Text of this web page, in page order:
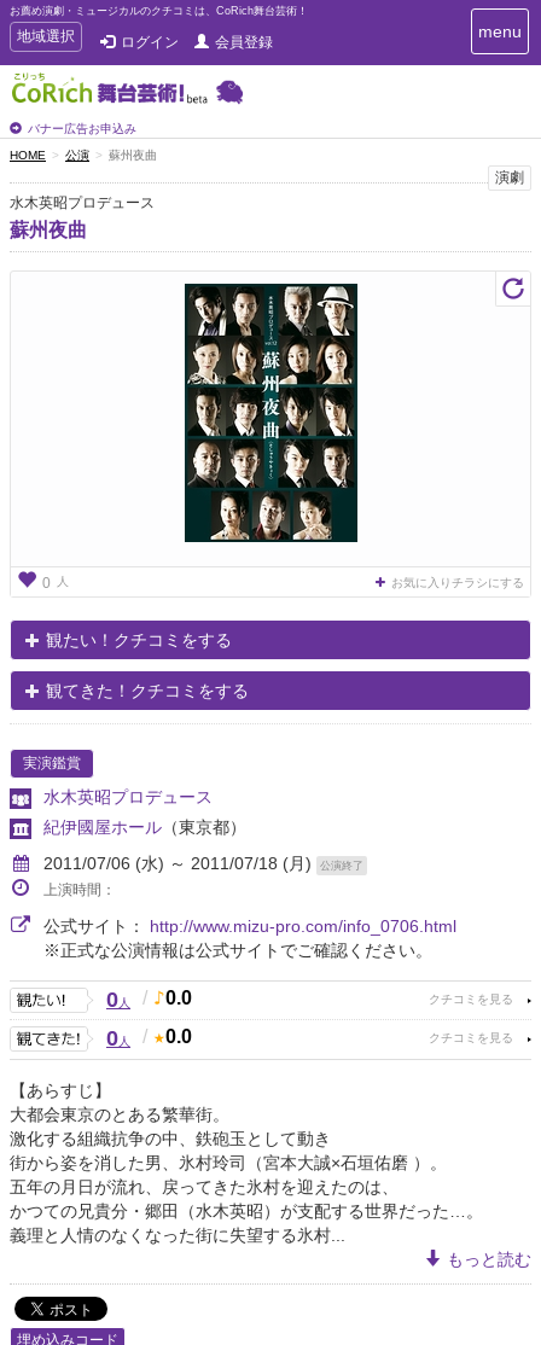
お薦め演劇・ミュージカルのクチコミは、CoRich舞台芸術！
T
o
g
g
e
n
a
v
i
g
地域選択 ログイン 会員登録
バナー広告お申込み
T
o
i
g
menu
HOME 公演 蘇州夜曲
演劇
水木英昭プロデュース
蘇州夜曲
0 人 お気に入りチラシにする
観たい！クチコミをする
観てきた！クチコミをする
実演鑑賞
水木英昭プロデュース
紀伊國屋ホール （東京都）
2011/07/06 (水) ～ 2011/07/18 (月)
公演終了
上演時間：
公式サイト： http://www.mizu-pro.com/info_0706.html
※正式な公演情報は公式サイトでご確認ください。
0人 / 0.0
0人 / 0.0
【あらすじ】
大都会東京のとある繁華街。
激化する組織抗争の中、鉄砲玉として動き
街から姿を消した男、氷村玲司（宮本大誠×石垣佑磨 ）。
五年の月日が流れ、戻ってきた氷村を迎えたのは、
かつての兄貴分・郷田（水木英昭）が支配する世界だった…。
義理と人情のなくなった街に失望する氷村...
もっと読む
埋め込みコード